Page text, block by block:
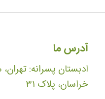
آدرس ما
ادبستان پسرانه:
خراسان، پلاک ۳۱